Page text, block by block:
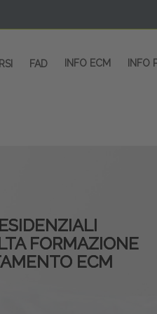
FAD INFO ECM INFO
FORMAZIONE
ECM